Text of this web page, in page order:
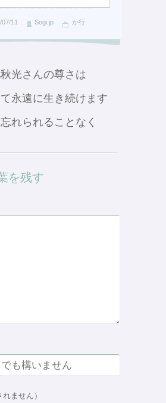
11 Sogi.jp か行
光さんの尊さは
永遠に生き続けます
れられることなく
を残す
ません）